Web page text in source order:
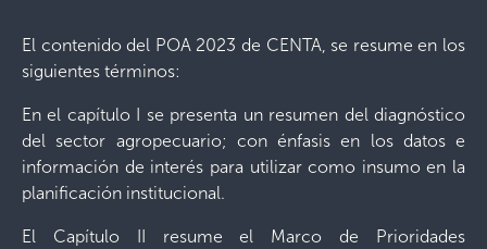
El contenido del POA 2023 de CENTA, se resume en los
siguientes términos:
En el capítulo I se presenta un resumen del diagnóstico
del sector agropecuario; con énfasis en los datos e
información de interés para utilizar como insumo en la
planificación institucional.
El Capítulo II resume el Marco de Prioridades